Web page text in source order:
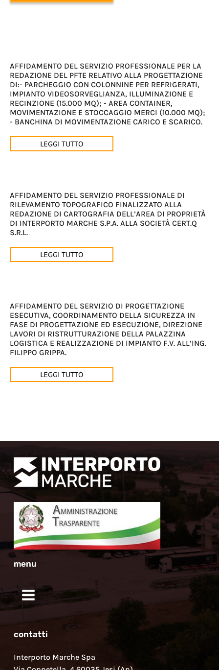
AFFIDAMENTO DEL SERVIZIO PROFESSIONALE PER LA
REDAZIONE DEL PFTE RELATIVO ALLA PROGETTAZIONE
DI:- PARCHEGGIO CON COLONNINE PER REFRIGERATI,
IMPIANTO VIDEOSORVEGLIANZA, ILLUMINAZIONE E
RECINZIONE (15.000 MQ); - AREA CONTAINER,
MOVIMENTAZIONE E STOCCAGGIO MERCI (10.000 MQ);
- BANCHINA DI MOVIMENTAZIONE CARICO E SCARICO.
LEGGI TUTTO
AFFIDAMENTO DEL SERVIZIO PROFESSIONALE DI
RILEVAMENTO TOPOGRAFICO FINALIZZATO ALLA
REDAZIONE DI CARTOGRAFIA DELL’AREA DI PROPRIETÀ
DI INTERPORTO MARCHE S.P.A. ALLA SOCIETÀ CERT.Q
S.R.L.
LEGGI TUTTO
AFFIDAMENTO DEL SERVIZIO DI PROGETTAZIONE
ESECUTIVA, COORDINAMENTO DELLA SICUREZZA IN
FASE DI PROGETTAZIONE ED ESECUZIONE, DIREZIONE
LAVORI DI RISTRUTTURAZIONE DELLA PALAZZINA
LOGISTICA E REALIZZAZIONE DI IMPIANTO F.V. ALL’ING.
FILIPPO GRIPPA.
LEGGI TUTTO
menu
contatti
Interporto Marche Spa